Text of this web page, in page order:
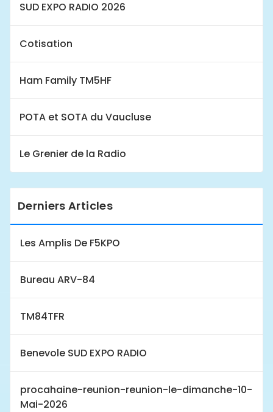
SUD EXPO RADIO 2026
Cotisation
Ham Family TM5HF
POTA et SOTA du Vaucluse
Le Grenier de la Radio
Derniers Articles
Les Amplis De F5KPO
Bureau ARV-84
TM84TFR
Benevole SUD EXPO RADIO
procahaine-reunion-reunion-le-dimanche-10-
Mai-2026